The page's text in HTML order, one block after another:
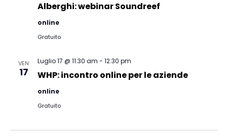
Alberghi: webinar Soundreef
online
Gratuito
VEN
17 WHP: incontro online per le aziende
Luglio 17 @ 11:30 am - 12:30 pm
online
Gratuito